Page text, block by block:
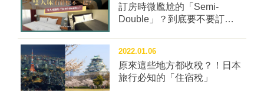
友出遊或畢業旅行都適合來住。 圖：ALPHABED INN
小樽駅前／提供 ▲小巧玲瓏的4人房則為每房每晚
11,160日圓起，均分下來更划算。 圖：ALPHABED
INN 小樽駅前／提供 ▋館內不供餐，但有吃貨超愛的餐
券方案 飯店距離JR小樽站走路僅2分鐘，旁邊則是被譽
為「小樽人的廚房」能大啖海鮮丼飯的「三角市場」。
狹長型市場內匯聚約16間海鮮食堂，訂房挑選附贈三角
訂房時微尷尬的「Semi-
Double」？到底要不要訂這
2022.01.06
原來這些地方都收稅？！日本
旅行必知的「住宿稅」